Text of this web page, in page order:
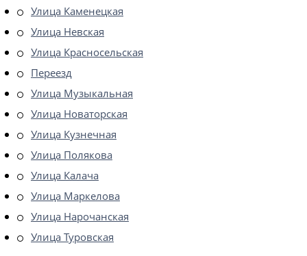
Улица Каменецкая
Улица Невская
Улица Красносельская
Переезд
Улица Музыкальная
Улица Новаторская
Улица Кузнечная
Улица Полякова
Улица Калача
Улица Маркелова
Улица Нарочанская
Улица Туровская